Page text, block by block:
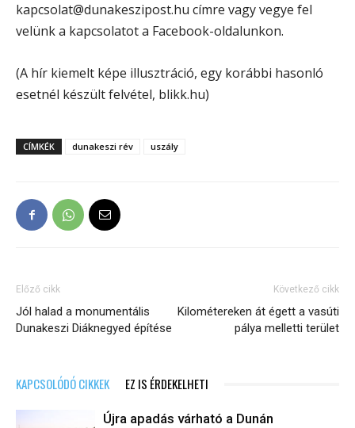
kapcsolat@dunakeszipost.hu címre vagy vegye fel
velünk a kapcsolatot a Facebook-oldalunkon.
(A hír kiemelt képe illusztráció, egy korábbi hasonló
esetnél készült felvétel, blikk.hu)
CÍMKÉK dunakeszi rév uszály
Előző cikk
Jól halad a monumentális
Dunakeszi Diáknegyed építése
Következő cikk
Kilométereken át égett a vasúti
pálya melletti terület
KAPCSOLÓDÓ CIKKEK EZ IS ÉRDEKELHETI
Újra apadás várható a Dunán